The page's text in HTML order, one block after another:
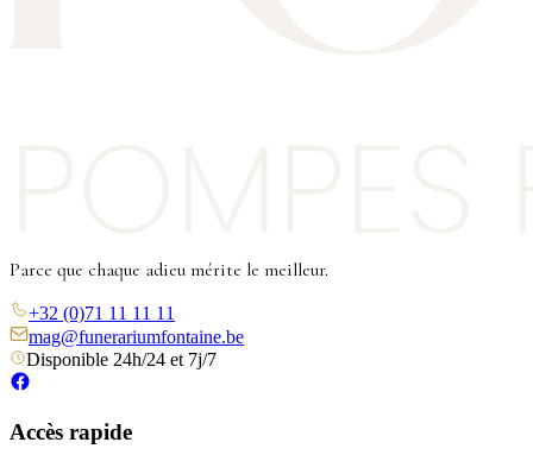
Parce que chaque adieu mérite le meilleur.
+32 (0)71 11 11 11
mag@funerariumfontaine.be
Disponible 24h/24 et 7j/7
Accès rapide